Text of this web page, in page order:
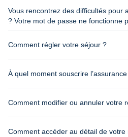
Vous rencontrez des difficultés pour
? Votre mot de passe ne fonctionne
Comment régler votre séjour ?
À quel moment souscrire
Comment modifier ou annuler votre
Comment accéder au détail de votre